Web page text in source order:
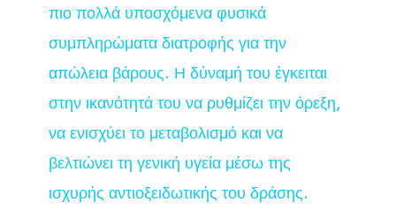
πιο πολλά υποσχόμενα φυσικά
συμπληρώματα διατροφής για την
απώλεια βάρους. Η δύναμή του έγκειται
στην ικανότητά του να ρυθμίζει την όρεξη,
να ενισχύει το μεταβολισμό και να
βελτιώνει τη γενική υγεία μέσω της
ισχυρής αντιοξειδωτικής του δράσης.